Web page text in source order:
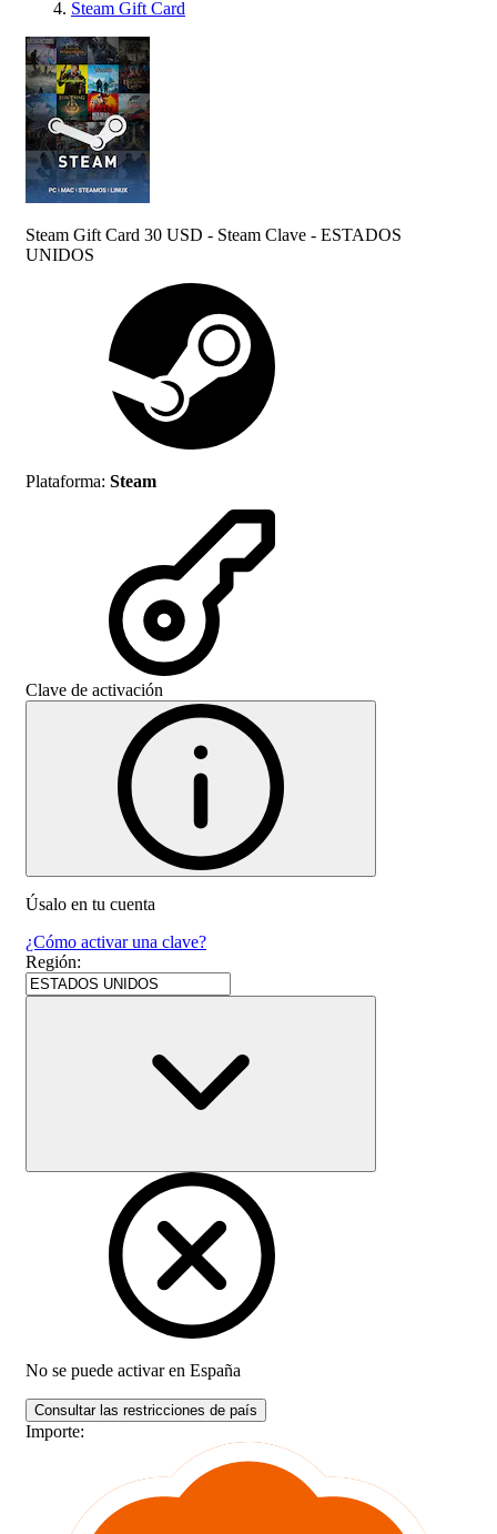
Steam Gift Card
Steam Gift Card 30 USD - Steam Clave - ESTADOS
UNIDOS
Plataforma: Steam
Clave de activación
Úsalo en tu cuenta
¿Cómo activar una clave?
Región:
No se puede activar en España
Consultar las restricciones de país
Importe: